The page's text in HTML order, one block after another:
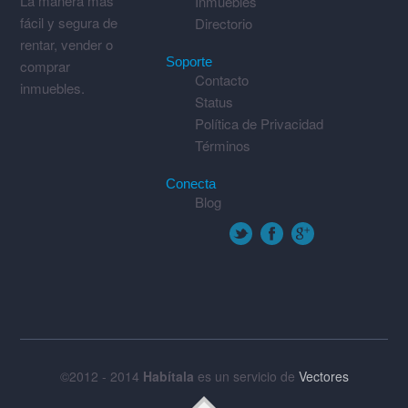
fácil y segura de
rentar, vender o
comprar
inmuebles.
Directorio
Soporte
Contacto
Status
Política de Privacidad
Términos
Conecta
Blog
©2012 - 2014 Habítala es un servicio de Vectores